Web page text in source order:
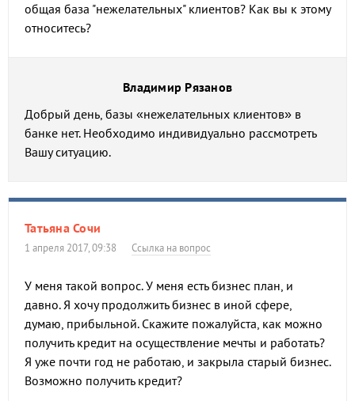
общая база "нежелательных" клиентов? Как вы к этому
относитесь?
Владимир Рязанов
Добрый день, базы «нежелательных клиентов» в
банке нет. Необходимо индивидуально рассмотреть
Вашу ситуацию.
Татьяна Сочи
1 апреля 2017, 09:38 Ссылка на вопрос
У меня такой вопрос. У меня есть бизнес план, и
давно. Я хочу продолжить бизнес в иной сфере,
думаю, прибыльной. Скажите пожалуйста, как можно
получить кредит на осуществление мечты и работать?
Я уже почти год не работаю, и закрыла старый бизнес.
Возможно получить кредит?